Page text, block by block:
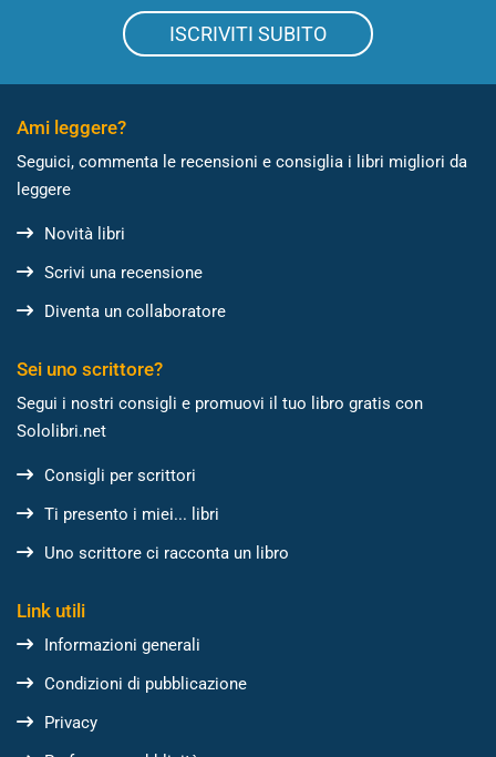
ISCRIVITI SUBITO
Ami leggere?
Seguici, commenta le recensioni e consiglia i libri migliori da
leggere
Novità libri
Scrivi una recensione
Diventa un collaboratore
Sei uno scrittore?
Segui i nostri consigli e promuovi il tuo libro gratis con
Sololibri.net
Consigli per scrittori
Ti presento i miei... libri
Uno scrittore ci racconta un libro
Link utili
Informazioni generali
Condizioni di pubblicazione
Privacy